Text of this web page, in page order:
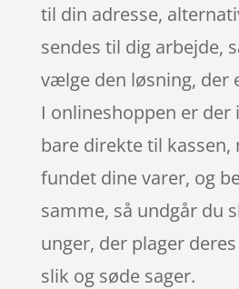
til din adresse,
sendes til dig arbejde,
vælge den løsning, der
I onlineshoppen er der
bare direkte til kassen,
fundet dine varer, og
samme, så undgår du
unger, der plager
slik og søde sager.